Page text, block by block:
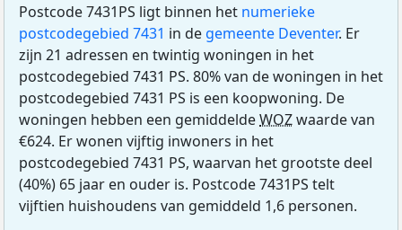
Postcode 7431PS ligt binnen het numerieke
postcodegebied 7431 in de gemeente Deventer. Er
zijn 21 adressen en twintig woningen in het
postcodegebied 7431 PS. 80% van de woningen in het
postcodegebied 7431 PS is een koopwoning. De
woningen hebben een gemiddeldeWOZwaarde van
€624. Er wonen vijftig inwoners in het
postcodegebied 7431 PS, waarvan het grootste deel
(40%) 65 jaar en ouder is. Postcode 7431PS telt
vijftien huishoudens van gemiddeld 1,6 personen.